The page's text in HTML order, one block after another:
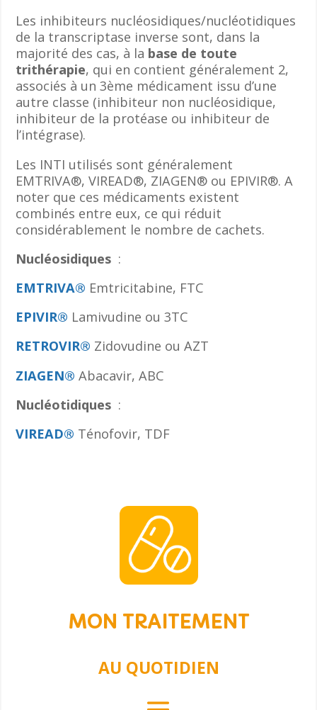
MON TRAITEMENT
AU QUOTIDIEN
Les inhibiteurs nucléosidiques/nucléotidiques
de la transcriptase inverse sont, dans la
majorité des cas, à la base de toute
trithérapie, qui en contient généralement 2,
associés à un 3ème médicament issu d’une
autre classe (inhibiteur non nucléosidique,
inhibiteur de la protéase ou inhibiteur de
l’intégrase).
Les INTI utilisés sont généralement
EMTRIVA®, VIREAD®, ZIAGEN® ou EPIVIR®. A
noter que ces médicaments existent
combinés entre eux, ce qui réduit
considérablement le nombre de cachets.
Nucléosidiques :
EMTRIVA® Emtricitabine, FTC
EPIVIR® Lamivudine ou 3TC
RETROVIR® Zidovudine ou AZT
ZIAGEN® Abacavir, ABC
Nucléotidiques :
VIREAD® Ténofovir, TDF